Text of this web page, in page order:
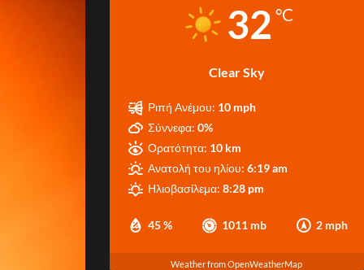
32 °C
Clear Sky
45 % 1011 mb 2 mph
Ριπή Ανέμου: 10 mph
Σύννεφα: 0%
Ορατότητα: 10 km
Ανατολή του ηλίου: 6:19 am
Ηλιοβασίλεμα: 8:28 pm
Weather from OpenWeatherMap